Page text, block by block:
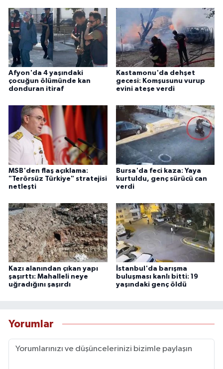
Afyon'da 4 yaşındaki
çocuğun ölümünde kan
donduran itiraf
Kastamonu'da dehşet
gecesi: Komşusunu vurup
evini ateşe verdi
MSB'den flaş açıklama:
"Terörsüz Türkiye" stratejisi
netleşti
Bursa'da feci kaza: Yaya
kurtuldu, genç sürücü can
verdi
Kazı alanından çıkan yapı
şaşırttı: Mahalleli neye
uğradığını şaşırdı
İstanbul'da barışma
buluşması kanlı bitti: 19
yaşındaki genç öldü
Yorumlar